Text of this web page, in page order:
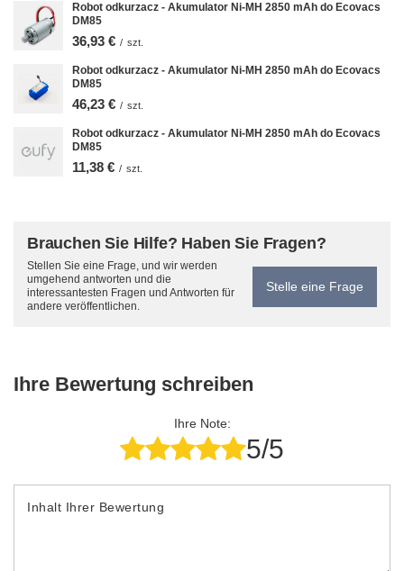
Robot odkurzacz - Akumulator Ni-MH 2850 mAh do Ecovacs
DM85
36,93 € / szt.
Robot odkurzacz - Akumulator Ni-MH 2850 mAh do Ecovacs
DM85
46,23 € / szt.
Robot odkurzacz - Akumulator Ni-MH 2850 mAh do Ecovacs
DM85
11,38 € / szt.
Brauchen Sie Hilfe? Haben Sie Fragen?
Stellen Sie eine Frage, und wir werden
umgehend antworten und die
interessantesten Fragen und Antworten für
andere veröffentlichen.
Stelle eine Frage
Ihre Bewertung schreiben
Ihre Note:
5/5
Inhalt Ihrer Bewertung